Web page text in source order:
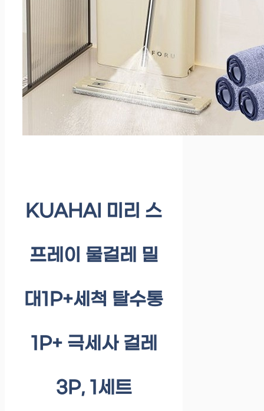
KUAHAI 미리 스
프레이 물걸레 밀
대1P+세척 탈수통
1P+ 극세사 걸레
3P, 1세트